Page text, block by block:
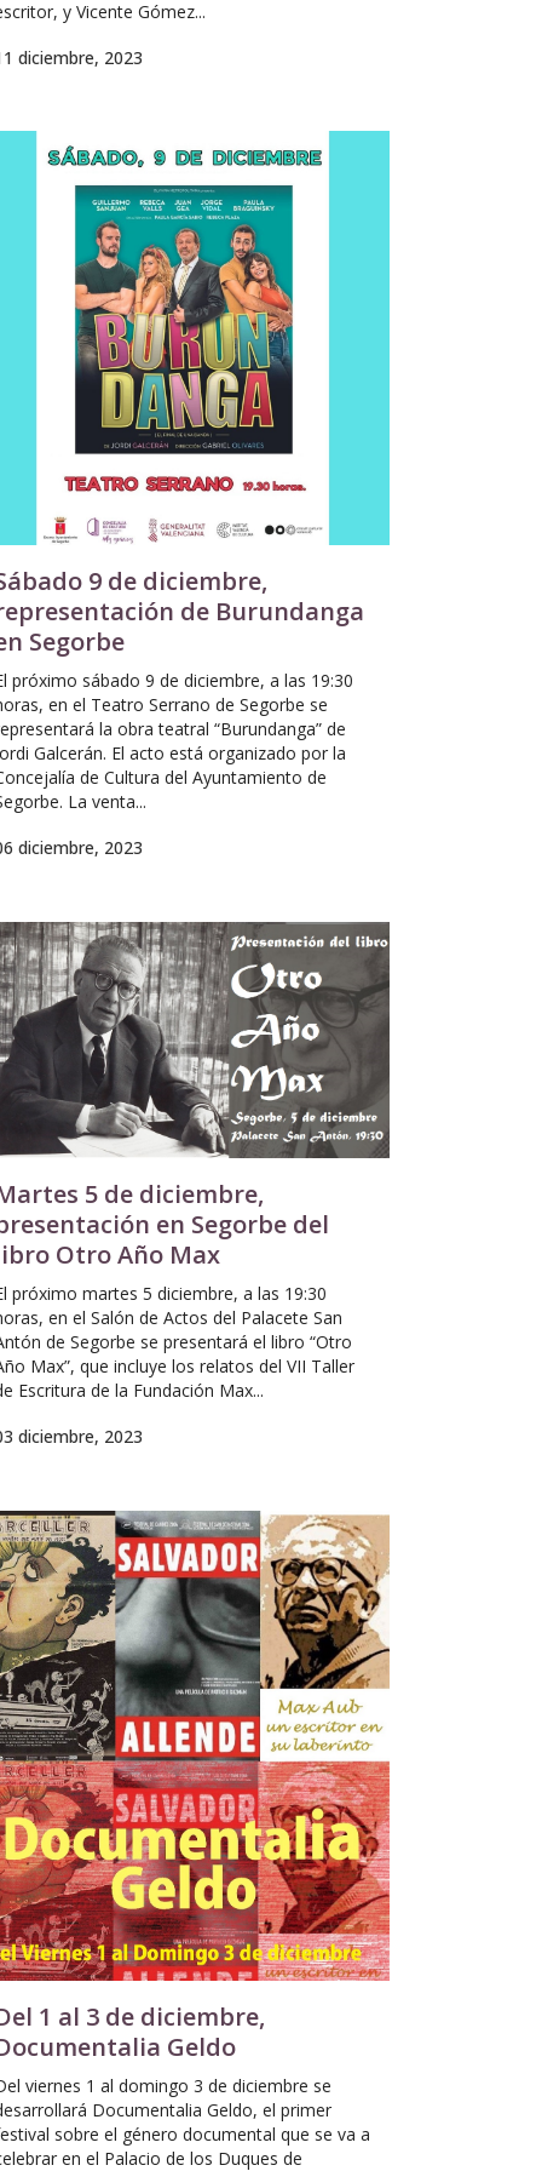
y Vicente Gómez...
diciembre, 2023
9 de diciembre,
de Burundanga
Segorbe
próximo sábado 9 de diciembre, a las 19:30
en el Teatro Serrano de Segorbe se
la obra teatral “Burundanga” de
Galcerán. El acto está organizado por la
de Cultura del Ayuntamiento de
La venta...
diciembre, 2023
5 de diciembre,
en Segorbe del
Otro Año Max
próximo martes 5 diciembre, a las 19:30
en el Salón de Actos del Palacete San
de Segorbe se presentará el libro “Otro
Max”, que incluye los relatos del VII Taller
Escritura de la Fundación Max...
diciembre, 2023
1 al 3 de diciembre,
Geldo
viernes 1 al domingo 3 de diciembre se
Documentalia Geldo, el primer
sobre el género documental que se va a
en el Palacio de los Duques de